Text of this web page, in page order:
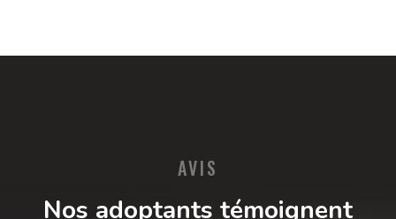
AVIS
Nos adoptants témoignent